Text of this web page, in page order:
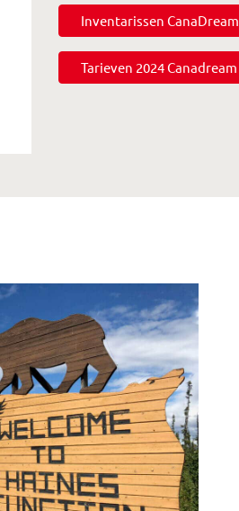
Inventarissen CanaDream
Tarieven 2024 Canadream